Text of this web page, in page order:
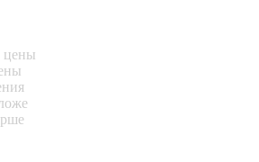
цены